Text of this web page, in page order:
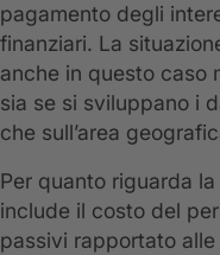
pagamento degli
finanziari. La
anche in questo caso
sia se si sviluppano i
che sull’area
Per quanto riguarda la
include il costo del
passivi rapportato